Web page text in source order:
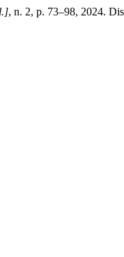
, n. 2, p. 73–98, 2024.